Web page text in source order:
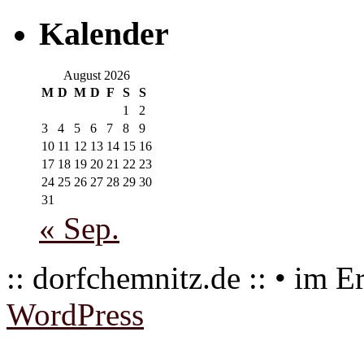
Kalender
August 2026
M D M D F S
S
1
2
3
4 5 6 7 8
9
10 11 12 13 14 15 16
17 18 19 20 21 22 23
24 25 26 27 28 29 30
31
« Sep.
:: dorfchemnitz.de :: • im
WordPress